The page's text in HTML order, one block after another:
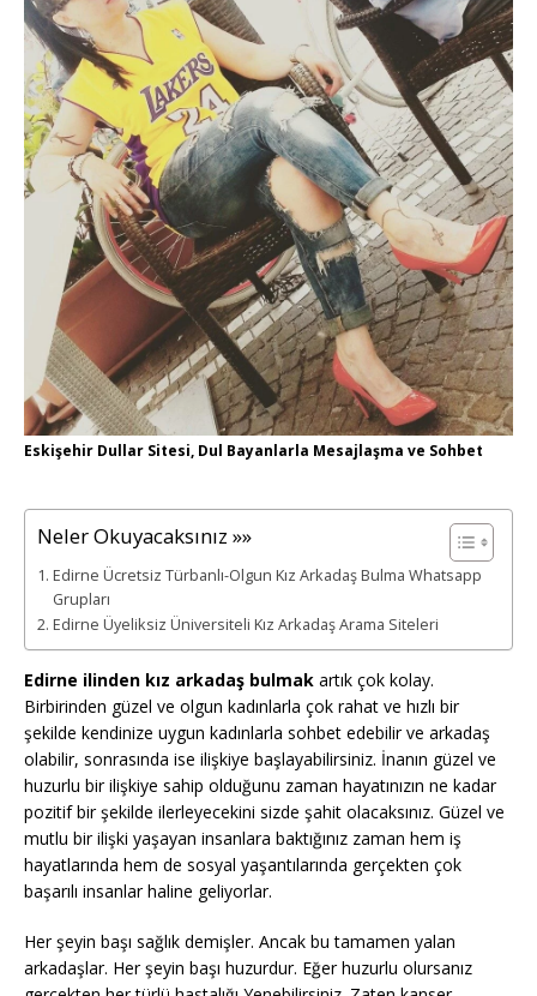
Eskişehir Dullar Sitesi, Dul Bayanlarla Mesajlaşma ve Sohbet
Neler Okuyacaksınız »»
Edirne Ücretsiz Türbanlı-Olgun Kız Arkadaş Bulma Whatsapp
Grupları
Edirne Üyeliksiz Üniversiteli Kız Arkadaş Arama Siteleri
Edirne ilinden kız arkadaş bulmak artık çok kolay.
Birbirinden güzel ve olgun kadınlarla çok rahat ve hızlı bir
şekilde kendinize uygun kadınlarla sohbet edebilir ve arkadaş
olabilir, sonrasında ise ilişkiye başlayabilirsiniz. İnanın güzel ve
huzurlu bir ilişkiye sahip olduğunu zaman hayatınızın ne kadar
pozitif bir şekilde ilerleyecekini sizde şahit olacaksınız. Güzel ve
mutlu bir ilişki yaşayan insanlara baktığınız zaman hem iş
hayatlarında hem de sosyal yaşantılarında gerçekten çok
başarılı insanlar haline geliyorlar.
Her şeyin başı sağlık demişler. Ancak bu tamamen yalan
arkadaşlar. Her şeyin başı huzurdur. Eğer huzurlu olursanız